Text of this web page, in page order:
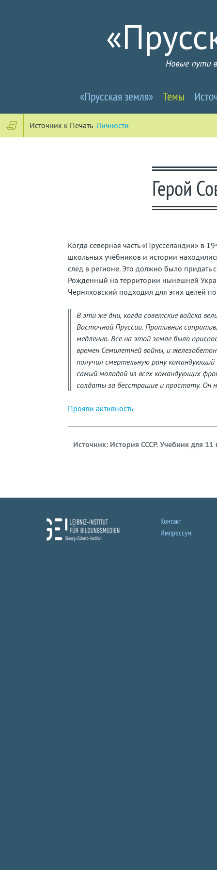
-
Новые
страну
«Прусская земля» Темы
Источник к Печать Личности
Герой
Когда северная часть «Прусселандии» в
школьных учебников и истории
след в регионе. Это должно было придать
Рожденный на территории нынешней
Черняховский подходил для этих целей
В эти же дни, когда советские войска
Восточной Пруссии. Противник
медленно. Все на этой земле было
времен Семилетней войны, и
получил смертельную рану
самый молодой из всех командующих
солдаты за бесстрашие и простоту. Он
Прояви активность
Источник: История СССР. Учебник для
Контакт
Импрессум